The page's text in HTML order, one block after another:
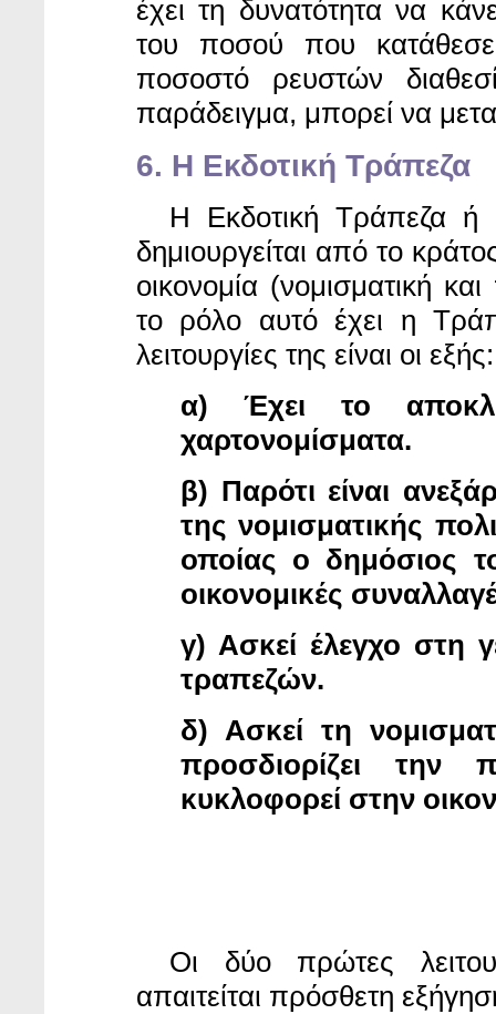
έχει τη δυνατότητα να
του ποσού που κατάθεσε.
ποσοστό ρευστών
παράδειγμα, μπορεί να
6. Η Εκδοτική Τράπεζα
Η Εκδοτική Τράπεζα ή
δημιουργείται από το
οικονομία (νομισματική
το ρόλο αυτό έχει η
λειτουργίες της είναι οι εξής:
α) Έχει το
χαρτονομίσματα.
β) Παρότι είναι
της νομισματικής
οποίας ο δημόσιος
οικονομικές
γ) Ασκεί έλεγχο στη
τραπεζών.
δ) Ασκεί τη
προσδιορίζει την
κυκλοφορεί στην
Οι δύο πρώτες
απαιτείται πρόσθετη